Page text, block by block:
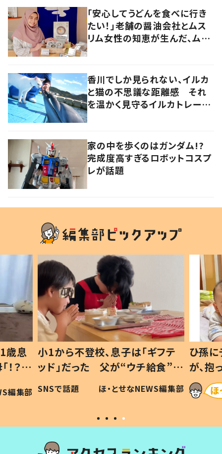
「安心してうどんを食べに行き
たい！」老舗の醤油会社とムス
リム女性の知恵が生んだ、ムス
香川でしか見られない、イルカ
と猫の不思議な距離感 それ
を温かく見守るイルカトレーナ
家の中を歩くのはガンダム!?
完成度高すぎるロボットコスプ
レが話題
歳息
？」
編集部
小1から不登校、息子は「ギフテ
ッド」だった 父が“ウチ給食”を
作り続ける理由とは #令和の親
#令和の子
SNSで話題 ほ・とせなNEWS編集部
ひ孫
が、
「涙が
い」